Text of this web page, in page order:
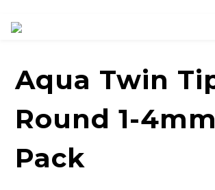
Aqua Twin
Round 1-
Pack